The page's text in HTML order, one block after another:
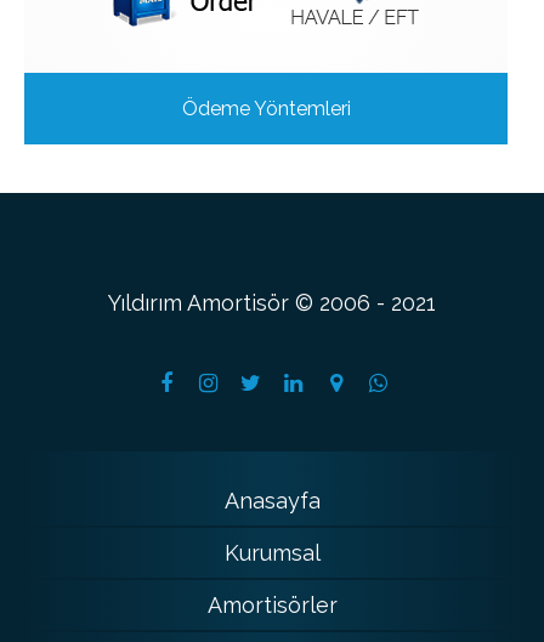
Ödeme Yöntemleri
Yıldırım Amortisör © 2006 - 2021
Anasayfa
Kurumsal
Amortisörler